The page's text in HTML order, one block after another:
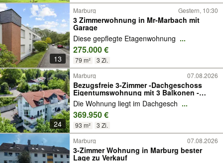
13
Marburg Gestern, 10:30
3 Zimmerwohnung in Mr-Marbach mit
Garage
Diese gepflegte Etagenwohnung ...
275.000 €
79 m² 3 Zi.
24
Marburg 07.08.2026
Bezugsfreie 3-Zimmer -Dachgeschoss
Eigentumswohnung mit 3 Balkonen -
Marburg-Marbach
Die Wohnung liegt im Dachgesch ...
369.950 €
93 m² 3 Zi.
Marburg 07.08.2026
3-Zimmer Wohnung in Marburg bester
Lage zu Verkauf